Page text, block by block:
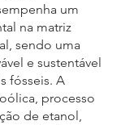
um
na matriz
sendo uma
e sustentável
fósseis. A
processo
de etanol,